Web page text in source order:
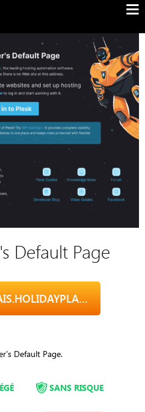
Default Page
VISITE FRANCAIS.HOLIDAYPLACE.EU
Default Page.
SANS RISQUE